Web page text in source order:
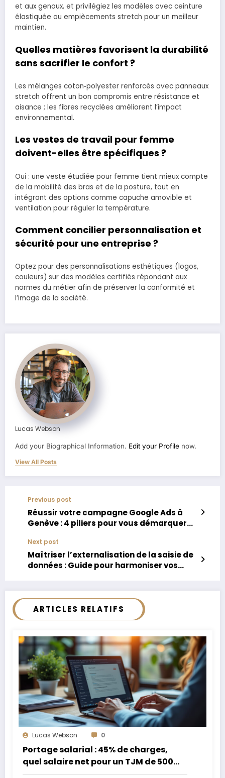
et aux genoux, et privilégiez les modèles avec ceinture
élastiquée ou empiècements stretch pour un meilleur
maintien.
Quelles matières favorisent la durabilité
sans sacrifier le confort ?
Les mélanges coton‑polyester renforcés avec panneaux
stretch offrent un bon compromis entre résistance et
aisance ; les fibres recyclées améliorent l’impact
environnemental.
Les vestes de travail pour femme
doivent-elles être spécifiques ?
Oui : une veste étudiée pour femme tient mieux compte
de la mobilité des bras et de la posture, tout en
intégrant des options comme capuche amovible et
ventilation pour réguler la température.
Comment concilier personnalisation et
sécurité pour une entreprise ?
Optez pour des personnalisations esthétiques (logos,
couleurs) sur des modèles certifiés répondant aux
normes du métier afin de préserver la conformité et
l’image de la société.
Lucas Webson
Add your Biographical Information. Edit your Profile now.
View All Posts
Previous post
Réussir votre campagne Google Ads à
Genève : 4 piliers pour vous démarquer
Next post
Maîtriser l’externalisation de la saisie de
données : Guide pour harmoniser vos
ARTICLES RELATIFS
Lucas Webson 0
Portage salarial : 45% de charges,
quel salaire net pour un TJM de 500
euros ?